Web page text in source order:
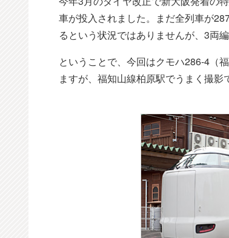
車が投入されました。まだ全列車が
るという状況ではありませんが、3両
ということで、今回はクモハ286-4（
ますが、福知山線柏原駅でうまく撮影